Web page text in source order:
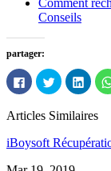
Conseils
partager:
Cliquez
pour
partager
Facebook
dans
une
fenêtre)
Cliquez
pour
partager
Twitter
dans
une
fenêtre)
pour
dans
une
Articles Similaires
iBoysoft